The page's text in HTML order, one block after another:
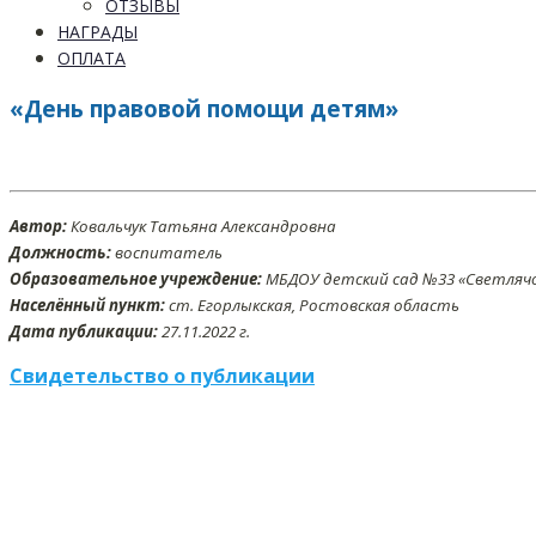
ОТЗЫВЫ
НАГРАДЫ
ОПЛАТА
«День правовой помощи детям»
Автор:Ковальчук Татьяна Александровна
Должность:воспитатель
Образовательное учреждение:МБДОУ детский сад №33
Населённый пункт:ст. Егорлыкская, Ростовская область
Дата публикации:27.11.2022 г.
Свидетельство о публикации